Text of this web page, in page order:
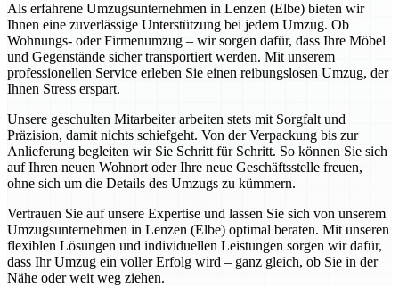
Als erfahrene Umzugsunternehmen in Lenzen (Elbe) bieten wir
Ihnen eine zuverlässige Unterstützung bei jedem Umzug. Ob
Wohnungs- oder Firmenumzug – wir sorgen dafür, dass Ihre Möbel
und Gegenstände sicher transportiert werden. Mit unserem
professionellen Service erleben Sie einen reibungslosen Umzug, der
Ihnen Stress erspart.
Unsere geschulten Mitarbeiter arbeiten stets mit Sorgfalt und
Präzision, damit nichts schiefgeht. Von der Verpackung bis zur
Anlieferung begleiten wir Sie Schritt für Schritt. So können Sie sich
auf Ihren neuen Wohnort oder Ihre neue Geschäftsstelle freuen,
ohne sich um die Details des Umzugs zu kümmern.
Vertrauen Sie auf unsere Expertise und lassen Sie sich von unserem
Umzugsunternehmen in Lenzen (Elbe) optimal beraten. Mit unseren
flexiblen Lösungen und individuellen Leistungen sorgen wir dafür,
dass Ihr Umzug ein voller Erfolg wird – ganz gleich, ob Sie in der
Nähe oder weit weg ziehen.